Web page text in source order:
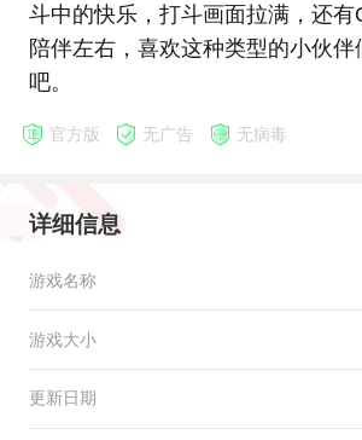
斗中的快乐，打斗画面拉满，还有
陪伴左右，喜欢这种类型的小伙
吧。
官方版 无广告 无病毒
详细信息
游戏名称
游戏大小
更新日期